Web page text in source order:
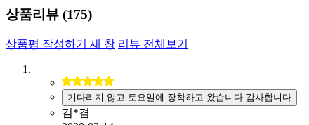
상품리뷰 (175)
상품평 작성하기 새 창 리뷰 전체보기
기다리지 않고 토요일에 장착하고 왔습니다.감사합니다
김*겸